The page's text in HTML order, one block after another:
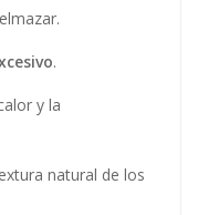
.
y la
natural de los